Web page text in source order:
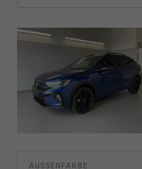
AUSSENFARBE